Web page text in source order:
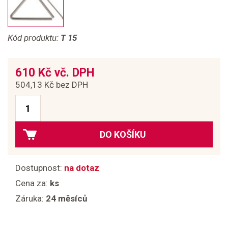
Kód produktu: T 15
610 Kč vč. DPH
504,13 Kč bez DPH
DO KOŠÍKU
Dostupnost: na dotaz
Cena za: ks
Záruka: 24 měsíců